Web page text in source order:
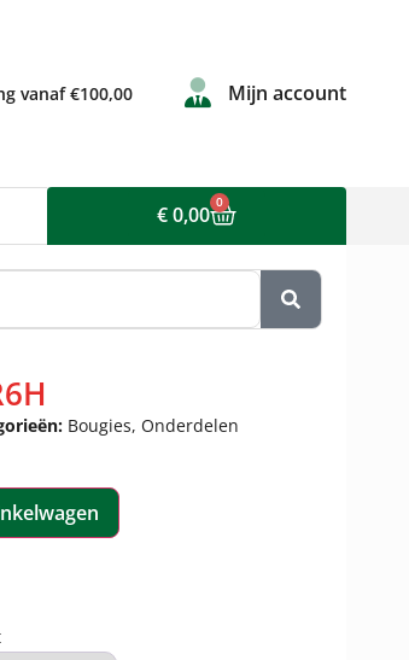
vanaf €100,00 Mijn account
€0,00 0
Bougies, Onderdelen